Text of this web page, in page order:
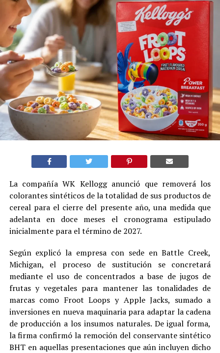
La compañía WK Kellogg anunció que removerá los
colorantes sintéticos de la totalidad de sus productos de
cereal para el cierre del presente año, una medida que
adelanta en doce meses el cronograma estipulado
inicialmente para el término de 2027.
Según explicó la empresa con sede en Battle Creek,
Michigan, el proceso de sustitución se concretará
mediante el uso de concentrados a base de jugos de
frutas y vegetales para mantener las tonalidades de
marcas como Froot Loops y Apple Jacks, sumado a
inversiones en nueva maquinaria para adaptar la cadena
de producción a los insumos naturales. De igual forma,
la firma confirmó la remoción del conservante sintético
BHT en aquellas presentaciones que aún incluyen dicho